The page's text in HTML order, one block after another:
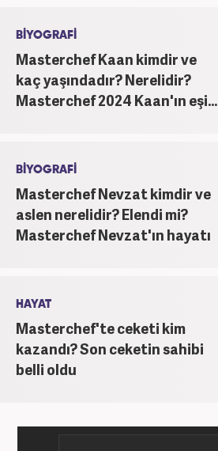
haber7.com'da mesleki
BİYOGRAFİ
Masterchef Kaan kimdir ve
kaç yaşındadır? Nerelidir?
Masterchef 2024 Kaan'ın eşi...
BİYOGRAFİ
Masterchef Nevzat kimdir ve
aslen nerelidir? Elendi mi?
Masterchef Nevzat'ın hayatı
HAYAT
Masterchef'te ceketi kim
kazandı? Son ceketin sahibi
belli oldu